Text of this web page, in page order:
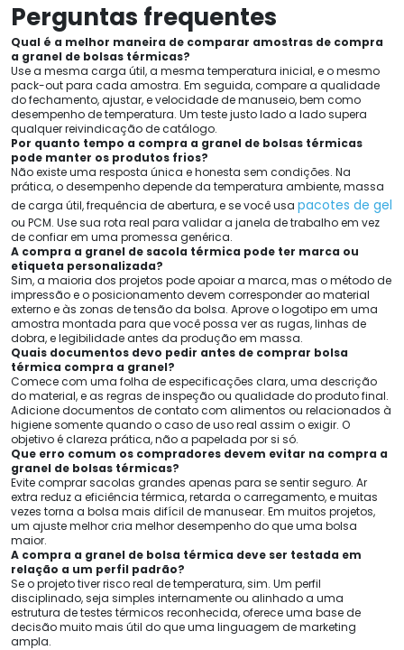
Perguntas frequentes
Qual é a melhor maneira de comparar amostras de compra
a granel de bolsas térmicas?
Use a mesma carga útil, a mesma temperatura inicial, e o mesmo
pack-out para cada amostra. Em seguida, compare a qualidade
do fechamento, ajustar, e velocidade de manuseio, bem como
desempenho de temperatura. Um teste justo lado a lado supera
qualquer reivindicação de catálogo.
Por quanto tempo a compra a granel de bolsas térmicas
pode manter os produtos frios?
Não existe uma resposta única e honesta sem condições. Na
prática, o desempenho depende da temperatura ambiente, massa
de carga útil, frequência de abertura, e se você usa pacotes de gel
ou PCM. Use sua rota real para validar a janela de trabalho em vez
de confiar em uma promessa genérica.
A compra a granel de sacola térmica pode ter marca ou
etiqueta personalizada?
Sim, a maioria dos projetos pode apoiar a marca, mas o método de
impressão e o posicionamento devem corresponder ao material
externo e às zonas de tensão da bolsa. Aprove o logotipo em uma
amostra montada para que você possa ver as rugas, linhas de
dobra, e legibilidade antes da produção em massa.
Quais documentos devo pedir antes de comprar bolsa
térmica compra a granel?
Comece com uma folha de especificações clara, uma descrição
do material, e as regras de inspeção ou qualidade do produto final.
Adicione documentos de contato com alimentos ou relacionados à
higiene somente quando o caso de uso real assim o exigir. O
objetivo é clareza prática, não a papelada por si só.
Que erro comum os compradores devem evitar na compra a
granel de bolsas térmicas?
Evite comprar sacolas grandes apenas para se sentir seguro. Ar
extra reduz a eficiência térmica, retarda o carregamento, e muitas
vezes torna a bolsa mais difícil de manusear. Em muitos projetos,
um ajuste melhor cria melhor desempenho do que uma bolsa
maior.
A compra a granel de bolsa térmica deve ser testada em
relação a um perfil padrão?
Se o projeto tiver risco real de temperatura, sim. Um perfil
disciplinado, seja simples internamente ou alinhado a uma
estrutura de testes térmicos reconhecida, oferece uma base de
decisão muito mais útil do que uma linguagem de marketing
ampla.